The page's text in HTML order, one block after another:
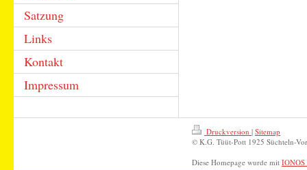
Satzung
Links
Kontakt
Impressum
Druckversion | Sitemap
© K.G. Tüüt-Pott 1925 Süchteln-
Diese Homepage wurde mit IONOS